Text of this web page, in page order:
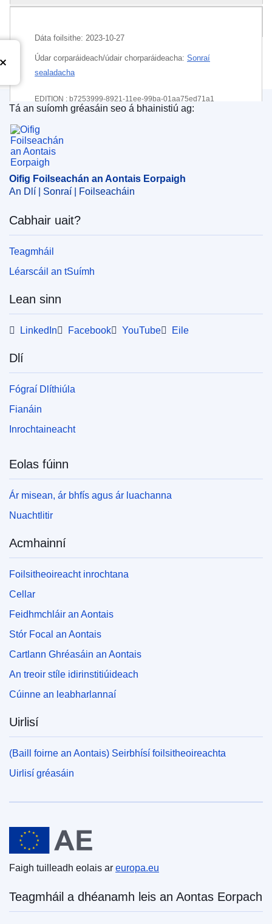
Dáta foilsithe: 2023-10-27
Údar corparáideach/údair chorparáideacha: Sonraí
sealadacha
EDITION : b7253999-8921-11ee-99ba-01aa75ed71a1
Oifig Foilseachán an Aontais Eorpaigh
Tá an suíomh gréasáin seo á bhainistiú ag:
Oifig Foilseachán an Aontais Eorpaigh
An Dlí | Sonraí | Foilseacháin
Cabhair uait?
Teagmháil
Léarscáil an tSuímh
Lean sinn
LinkedIn Facebook YouTube Eile
Dlí
Fógraí Dlíthiúla
Fianáin
Inrochtaineacht
Eolas fúinn
Ár misean, ár bhfís agus ár luachanna
Nuachtlitir
Acmhainní
Foilsitheoireacht inrochtana
Cellar
Feidhmchláir an Aontais
Stór Focal an Aontais
Cartlann Ghréasáin an Aontais
An treoir stíle idirinstitiúideach
Cúinne an leabharlannaí
Uirlisí
(Baill foirne an Aontais) Seirbhísí foilsitheoireachta
Uirlisí gréasáin
An tAontas Eorpach
Faigh tuilleadh eolais ar europa.eu
Teagmháil a dhéanamh leis an Aontas Eorpach